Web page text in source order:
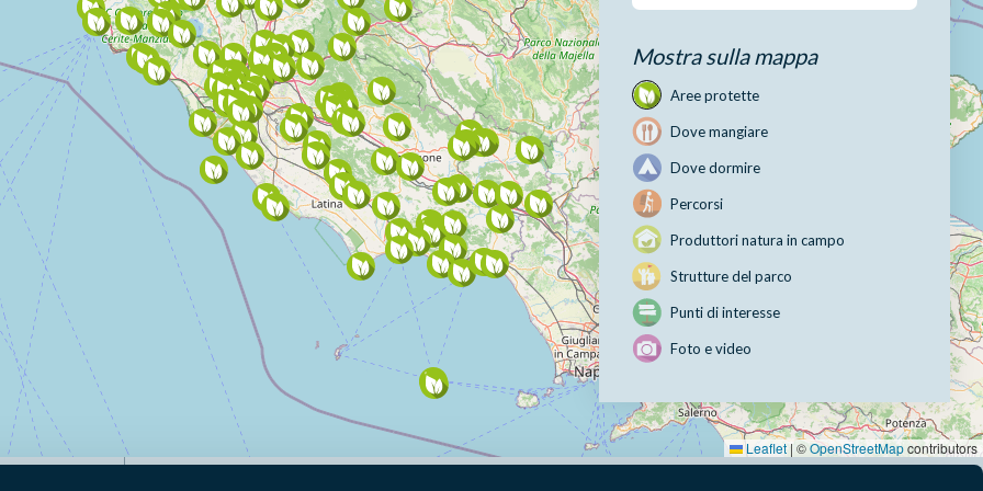
Leaflet| ©OpenStreetMapcontributors
Mostra sulla mappa
Aree protette
Dove mangiare
Dove dormire
Percorsi
Produttori natura in campo
Strutture del parco
Punti di interesse
Foto e video